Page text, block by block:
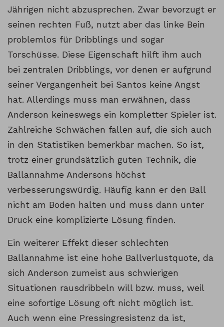
Jährigen nicht abzusprechen. Zwar bevorzugt er
seinen rechten Fuß, nutzt aber das linke Bein
problemlos für Dribblings und sogar
Torschüsse. Diese Eigenschaft hilft ihm auch
bei zentralen Dribblings, vor denen er aufgrund
seiner Vergangenheit bei Santos keine Angst
hat. Allerdings muss man erwähnen, dass
Anderson keineswegs ein kompletter Spieler ist.
Zahlreiche Schwächen fallen auf, die sich auch
in den Statistiken bemerkbar machen. So ist,
trotz einer grundsätzlich guten Technik, die
Ballannahme Andersons höchst
verbesserungswürdig. Häufig kann er den Ball
nicht am Boden halten und muss dann unter
Druck eine komplizierte Lösung finden.
Ein weiterer Effekt dieser schlechten
Ballannahme ist eine hohe Ballverlustquote, da
sich Anderson zumeist aus schwierigen
Situationen rausdribbeln will bzw. muss, weil
eine sofortige Lösung oft nicht möglich ist.
Auch wenn eine Pressingresistenz da ist,